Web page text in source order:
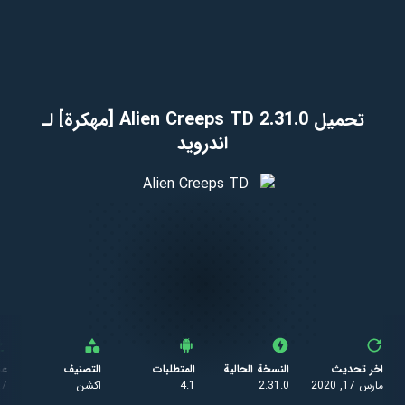
تحميل Alien Creeps TD 2.31.0 [مهكرة] لـ
اندرويد
اخر تحديث
مارس 17, 2020
النسخة الحالية
2.31.0
المتطلبات
4.1
التصنيف
اكشن